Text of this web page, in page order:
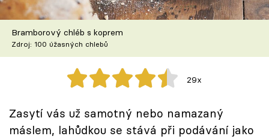
Recepty z TV
Speciál: Cuketa
Těhotnej kuchař
Přihlášení
Bramborový chléb s koprem
Zdroj: 100 úžasných chlebů
29x
Zasytí vás už samotný nebo namazaný
máslem, lahůdkou se stává při podávání jako